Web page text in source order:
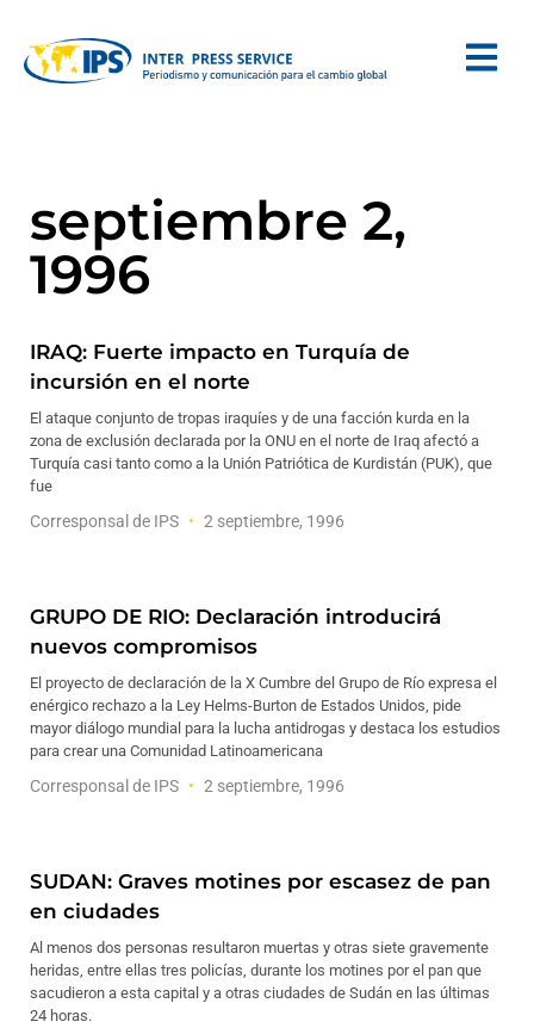
septiembre 2,
1996
IRAQ: Fuerte impacto en Turquía de
incursión en el norte
El ataque conjunto de tropas iraquíes y de una facción kurda en la
zona de exclusión declarada por la ONU en el norte de Iraq afectó a
Turquía casi tanto como a la Unión Patriótica de Kurdistán (PUK), que
fue
Corresponsal de IPS 2 septiembre, 1996
GRUPO DE RIO: Declaración introducirá
nuevos compromisos
El proyecto de declaración de la X Cumbre del Grupo de Río expresa el
enérgico rechazo a la Ley Helms-Burton de Estados Unidos, pide
mayor diálogo mundial para la lucha antidrogas y destaca los estudios
para crear una Comunidad Latinoamericana
Corresponsal de IPS 2 septiembre, 1996
SUDAN: Graves motines por escasez de pan
en ciudades
Al menos dos personas resultaron muertas y otras siete gravemente
heridas, entre ellas tres policías, durante los motines por el pan que
sacudieron a esta capital y a otras ciudades de Sudán en las últimas
24 horas.